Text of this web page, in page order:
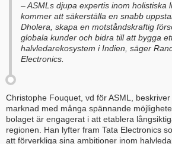
– ASMLs djupa expertis inom holistiska
kommer att säkerställa en snabb
Dholera, skapa en motståndskraftig
globala kunder och bidra till att bygga
halvledarekosystem i Indien, säger
Electronics.
Christophe Fouquet, vd för ASML,
marknad med många spännande
bolaget är engagerat i att etablera
regionen. Han lyfter fram Tata Electronics
att förverkliga sina ambitioner inom